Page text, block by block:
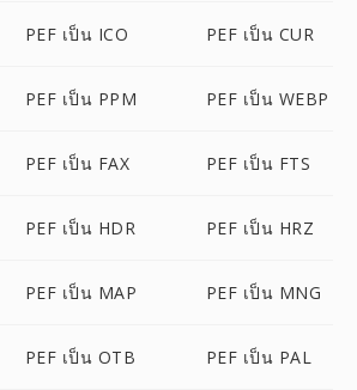
PEF เป็น ICO PEF เป็น CUR
PEF เป็น PPM PEF เป็น WEBP
PEF เป็น FAX PEF เป็น FTS
PEF เป็น HDR PEF เป็น HRZ
PEF เป็น MAP PEF เป็น MNG
PEF เป็น OTB PEF เป็น PAL